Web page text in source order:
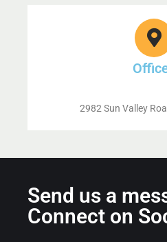
2982 Sun Valley
Send us a
Connect on